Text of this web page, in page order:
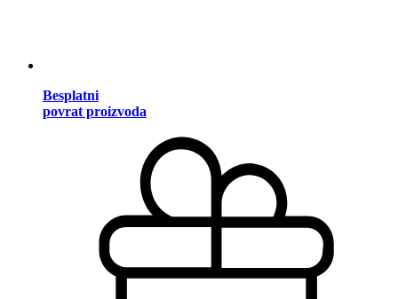
Besplatni
povrat proizvoda